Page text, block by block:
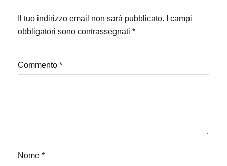
Il tuo indirizzo email non sarà pubblicato.
I campi
obbligatori sono contrassegnati *
Commento *
Nome *